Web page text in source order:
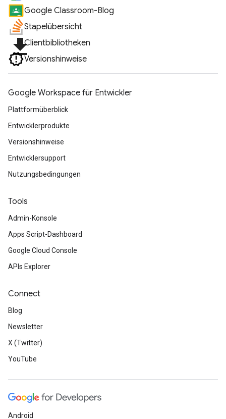
Google Classroom-Blog
Stapelübersicht
file_downloadClientbibliotheken
Versionshinweise
Google Workspace für Entwickler
Plattformüberblick
Entwicklerprodukte
Versionshinweise
Entwicklersupport
Nutzungsbedingungen
Tools
Admin-Konsole
Apps Script-Dashboard
Google Cloud Console
APIs Explorer
Connect
Blog
Newsletter
X (Twitter)
YouTube
Android